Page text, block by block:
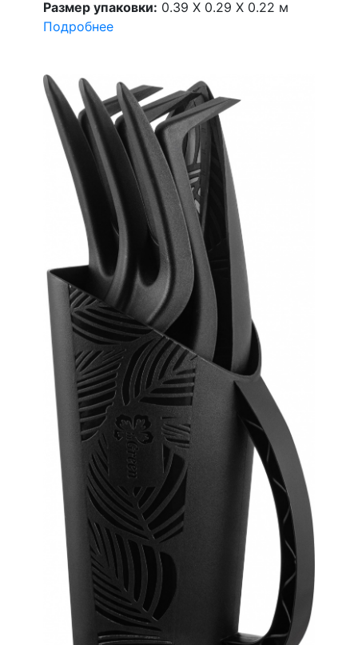
Размер упаковки: 0.39 X 0.29 X 0.22 м
Подробнее